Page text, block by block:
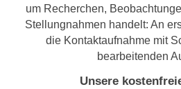
um Recherchen,
Stellungnahmen handelt: An
die Kontaktaufnahme mit
bearbeitenden
Unsere